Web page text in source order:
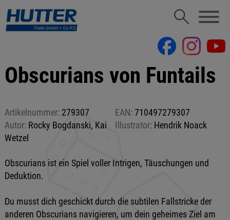
Obscurians von Funtails
Artikelnummer: 279307 EAN: 710497279307
Autor: Rocky Bogdanski, Kai
Wetzel
Illustrator: Hendrik Noack
Obscurians ist ein Spiel voller Intrigen, Täuschungen und
Deduktion.
Du musst dich geschickt durch die subtilen Fallstricke der
anderen Obscurians navigieren, um dein geheimes Ziel am